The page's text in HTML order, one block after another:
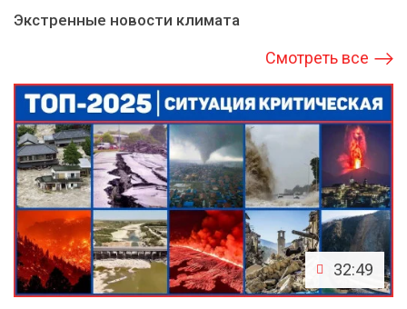
Экстренные новости климата
Смотреть все
32:49